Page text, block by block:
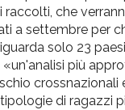
che
a settembre per
solo 23
più
crossnazionali
di ragazzi